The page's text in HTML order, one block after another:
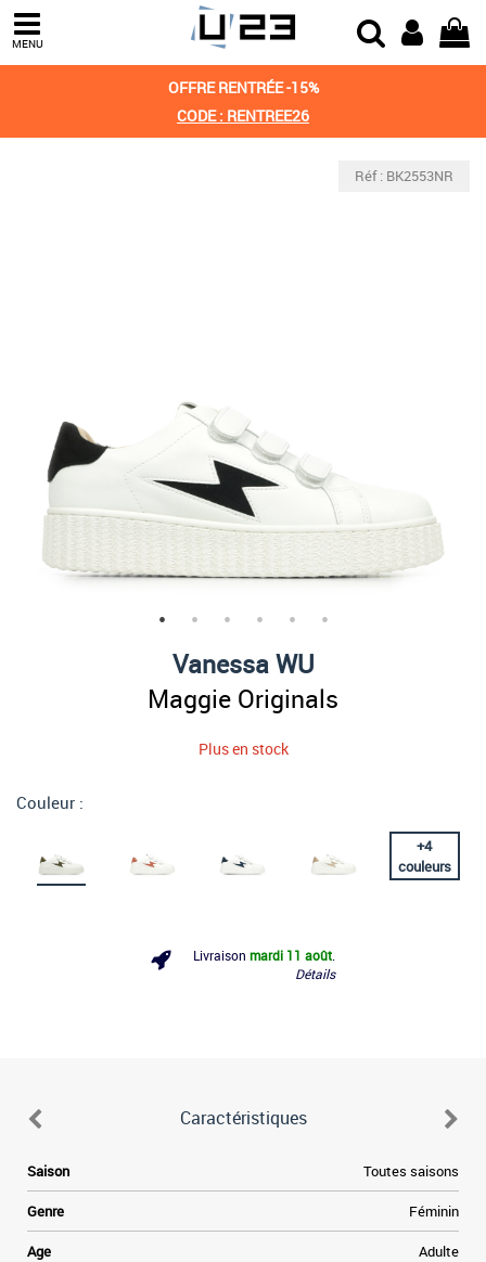
MENU
OFFRE RENTRÉE -15%
CODE : RENTREE26
Réf : BK2553NR
Vanessa WU
Maggie Originals
Plus en stock
Couleur :
+4
couleurs
Livraison mardi 11 août
Détails
Caractéristiques
Saison Toutes saisons
Genre Féminin
Age Adulte